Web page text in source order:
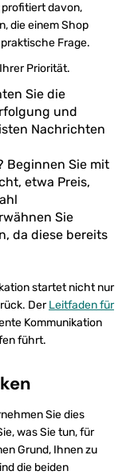
profitiert davon,
die einem Shop
Frage.
Priorität.
Sie die
und
Nachrichten
Beginnen Sie mit
etwa Preis,
Sie
da diese bereits
startet nicht nur
DerLeitfaden für
Kommunikation
führt.
Sie dies
was Sie tun, für
Grund, Ihnen zu
die beiden